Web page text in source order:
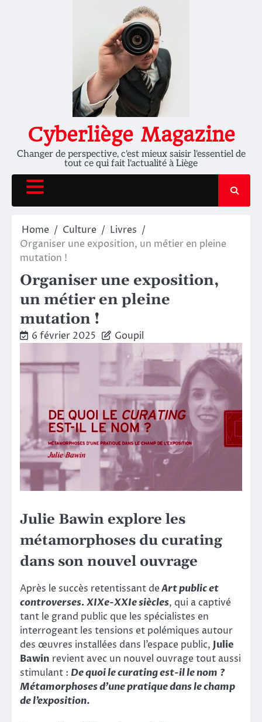
Cyberliège Magazine
Changer de perspective, c'est mieux saisir l'essentiel de
tout ce qui fait l'actualité à Liège
Home Culture
Livres
Organiser une exposition, un métier en pleine
mutation !
Organiser une exposition,
un métier en pleine
mutation !
6 février 2025 Goupil
Julie Bawin explore les
métamorphoses du curating
dans son nouvel ouvrage
Après le succès retentissant deArt public et
controverses. XIXe-XXIe siècles, qui a captivé
tant le grand public que les spécialistes en
interrogeant les tensions et polémiques autour
des œuvres installées dans l’espace public, Julie
Bawin revient avec un nouvel ouvrage tout aussi
stimulant : De quoi le curating est-il le nom ?
Métamorphoses d’une pratique dans le champ
de l’exposition.